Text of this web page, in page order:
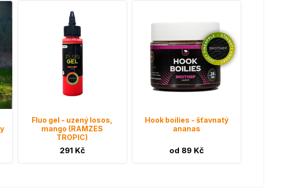
Fluo gel - uzený losos,
mango (RAMZES
TROPIC)
291 Kč
Hook boilies - šťavnatý
ananas
od 89 Kč